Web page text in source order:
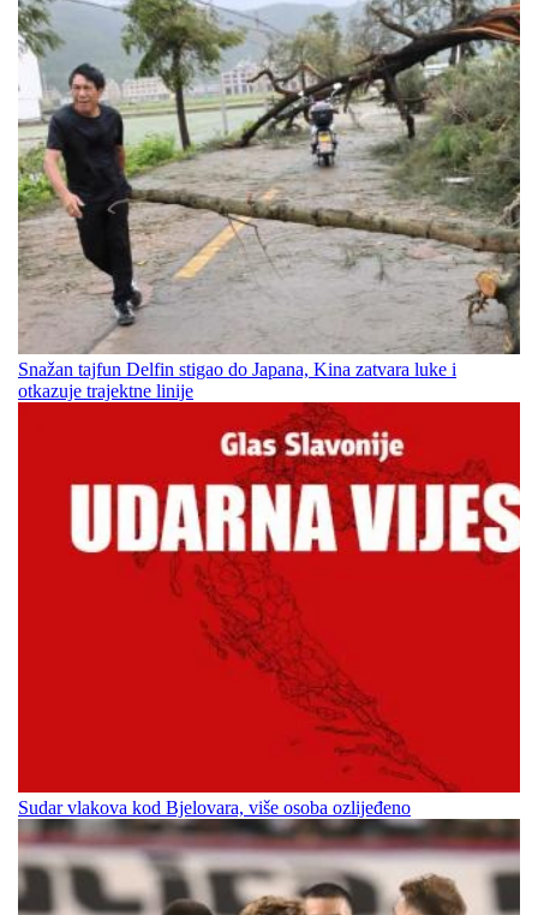
Snažan tajfun Delfin stigao do Japana, Kina zatvara luke i
otkazuje trajektne linije
Sudar vlakova kod Bjelovara, više osoba ozlijeđeno